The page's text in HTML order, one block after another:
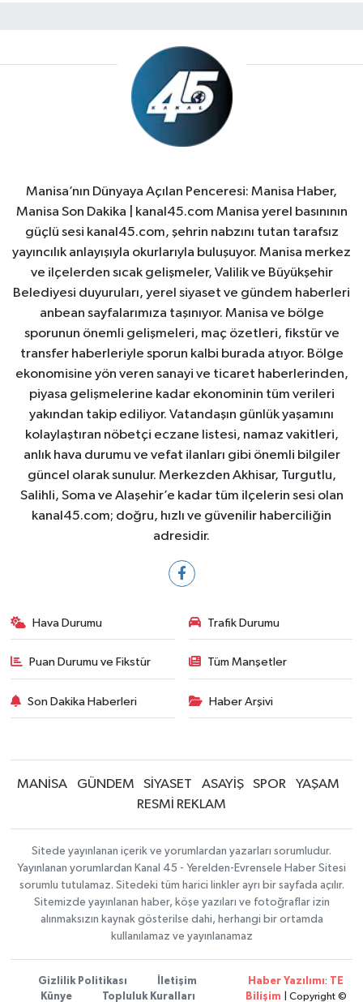
Manisa’nın Dünyaya Açılan Penceresi: Manisa Haber,
Manisa Son Dakika | kanal45.com Manisa yerel basınının
güçlü sesi kanal45.com, şehrin nabzını tutan tarafsız
yayıncılık anlayışıyla okurlarıyla buluşuyor. Manisa merkez
ve ilçelerden sıcak gelişmeler, Valilik ve Büyükşehir
Belediyesi duyuruları, yerel siyaset ve gündem haberleri
anbean sayfalarımıza taşınıyor. Manisa ve bölge
sporunun önemli gelişmeleri, maç özetleri, fikstür ve
transfer haberleriyle sporun kalbi burada atıyor. Bölge
ekonomisine yön veren sanayi ve ticaret haberlerinden,
piyasa gelişmelerine kadar ekonominin tüm verileri
yakından takip ediliyor. Vatandaşın günlük yaşamını
kolaylaştıran nöbetçi eczane listesi, namaz vakitleri,
anlık hava durumu ve vefat ilanları gibi önemli bilgiler
güncel olarak sunulur. Merkezden Akhisar, Turgutlu,
Salihli, Soma ve Alaşehir’e kadar tüm ilçelerin sesi olan
kanal45.com; doğru, hızlı ve güvenilir haberciliğin
adresidir.
Hava Durumu Trafik Durumu
Puan Durumu ve Fikstür Tüm Manşetler
Son Dakika Haberleri Haber Arşivi
MANİSA GÜNDEM SİYASET ASAYİŞ SPOR
YAŞAM
RESMİ REKLAM
Sitede yayınlanan içerik ve yorumlardan yazarları sorumludur.
Yayınlanan yorumlardan Kanal 45 - Yerelden-Evrensele Haber Sitesi
sorumlu tutulamaz. Sitedeki tüm harici linkler ayrı bir sayfada açılır.
Sitemizde yayınlanan haber, köşe yazıları ve fotoğraflar izin
alınmaksızın kaynak gösterilse dahi, herhangi bir ortamda
kullanılamaz ve yayınlanamaz
Gizlilik Politikası
İletişim
Künye
Topluluk Kuralları
Haber Yazılımı:
TE
Bilişim | Copyright ©